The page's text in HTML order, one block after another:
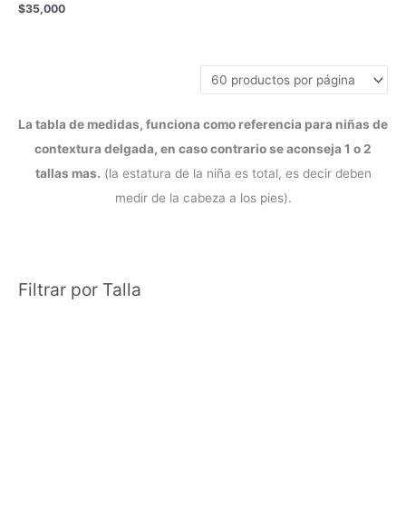
La tabla de medidas, funciona como referencia para niñas de
contextura delgada, en caso contrario se aconseja 1 o 2
tallas mas. (la estatura de la niña es total, es decir deben
medir de la cabeza a los pies).
Filtrar por Talla
$35,000